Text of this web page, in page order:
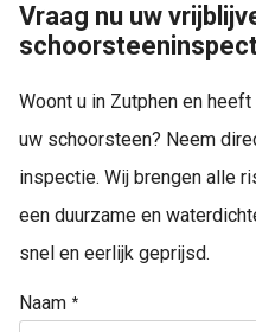
Vraag nu uw
Woont u in Zutphen en
uw schoorsteen? Neem
inspectie. Wij brengen alle
een duurzame en
snel en eerlijk geprijsd.
Naam *